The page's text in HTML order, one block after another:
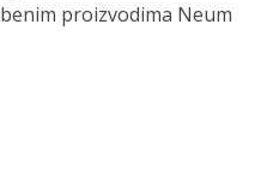
proizvodima Neum